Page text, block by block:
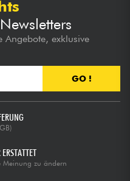
Angebote, exklusive
GO !
Meinung zu ändern